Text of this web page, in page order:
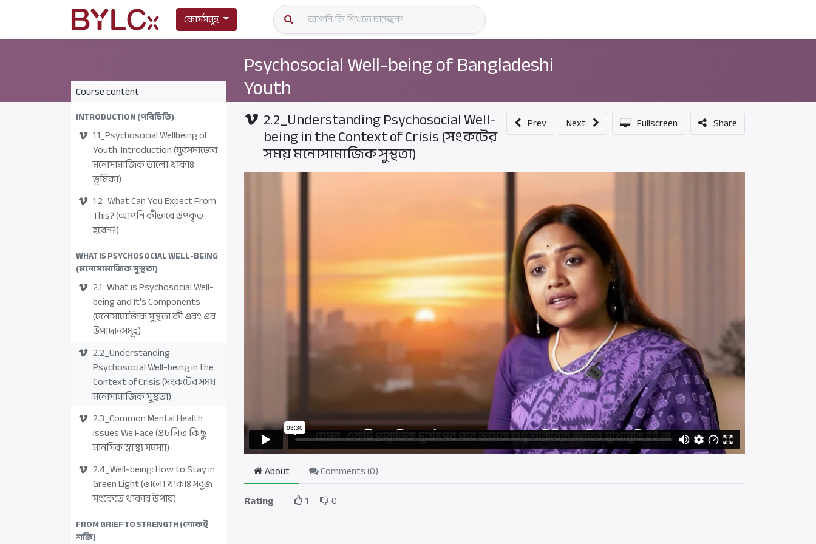
কোর্সসমূহ
Psychosocial Well-being of Bangladeshi
Youth
Course content
INTRODUCTION (পরিচিতি)
1.1_Psychosocial Wellbeing of
Youth: Introduction (যুবসমাজের
মনোসামাজিক ভালো থাকাঃ
ভূমিকা)
1.2_What Can You Expect From
This? (আপনি কীভাবে উপকৃত
হবেন?)
WHAT IS PSYCHOSOCIAL WELL-BEING
(মনোসামাজিক সুস্থতা)
2.1_What is Psychosocial Well-
being and It's Components
(মনোসামাজিক সুস্থতা কী এবং এর
উপাদানসমূহ)
2.2_Understanding
Psychosocial Well-being in the
Context of Crisis (সংকটের সময়
মনোসামাজিক সুস্থতা)
2.3_Common Mental Health
Issues We Face (প্রচলিত কিছু
মানসিক স্বাস্থ্য সমস্যা)
2.4_Well-being: How to Stay in
Green Light (ভালো থাকাঃ সবুজ
সংকেতে থাকার উপায়)
FROM GRIEF TO STRENGTH (শোকই
শক্তি)
2.2_Understanding Psychosocial Well-
being in the Context of Crisis (সংকটের
সময় মনোসামাজিক সুস্থতা)
Prev Next Fullscreen Share
About Comments (0)
Rating
1 0